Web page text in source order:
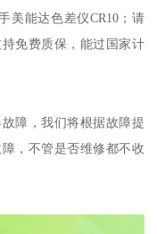
美能达色差仪CR10 ；请
免费质保，能过国家计
障，我们将根据故障提
，不管是否维修都不收